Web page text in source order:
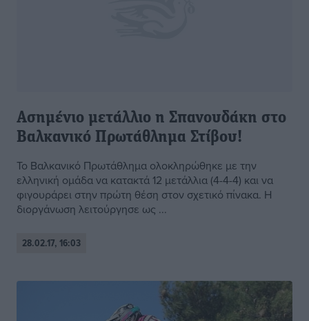
Ασημένιο μετάλλιο η Σπανουδάκη στο
Βαλκανικό Πρωτάθλημα Στίβου!
Το Βαλκανικό Πρωτάθλημα ολοκληρώθηκε με την
ελληνική ομάδα να κατακτά 12 μετάλλια (4-4-4) και να
φιγουράρει στην πρώτη θέση στον σχετικό πίνακα. Η
διοργάνωση λειτούργησε ως ...
28.02.17, 16:03